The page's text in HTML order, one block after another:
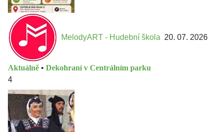
MelodyART - Hudební škola 20. 07. 2026
Aktuálně • Dekohraní v Centrálním parku
4